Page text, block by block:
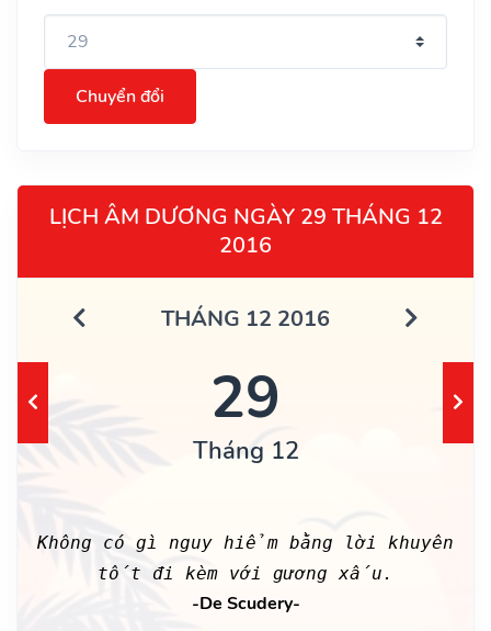
Chuyển đổi
LỊCH ÂM DƯƠNG NGÀY 29 THÁNG 12
2016
THÁNG 12 2016
29
Tháng 12
Không có gì nguy hiểm bằng lời khuyên
tốt đi kèm với gương xấu.
-De Scudery-